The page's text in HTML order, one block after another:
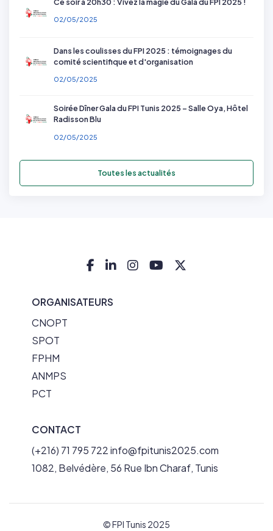
02/05/2025
Dans les coulisses du FPI 2025 : témoignages du
comité scientifique et d'organisation
02/05/2025
Soirée Dîner Gala du FPI Tunis 2025 – Salle Oya, Hôtel
Radisson Blu
02/05/2025
Toutes les actualités
ORGANISATEURS
CNOPT
SPOT
FPHM
ANMPS
PCT
CONTACT
(+216) 71 795 722 info@fpitunis2025.com
1082, Belvédère, 56 Rue Ibn Charaf, Tunis
© FPI Tunis 2025